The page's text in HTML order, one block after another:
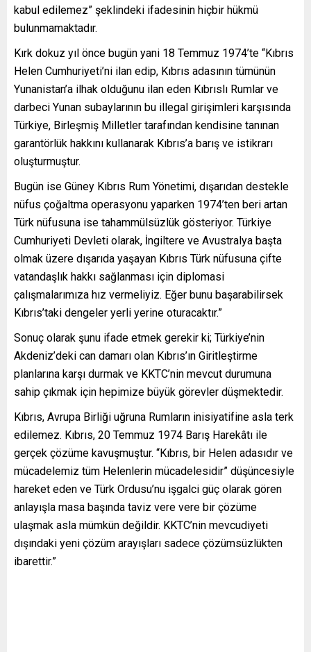
kabul edilemez” şeklindeki ifadesinin hiçbir hükmü
bulunmamaktadır.
Kırk dokuz yıl önce bugün yani 18 Temmuz 1974’te “Kıbrıs
Helen Cumhuriyeti’ni ilan edip, Kıbrıs adasının tümünün
Yunanistan’a ilhak olduğunu ilan eden Kıbrıslı Rumlar ve
darbeci Yunan subaylarının bu illegal girişimleri karşısında
Türkiye, Birleşmiş Milletler tarafından kendisine tanınan
garantörlük hakkını kullanarak Kıbrıs’a barış ve istikrarı
oluşturmuştur.
Bugün ise Güney Kıbrıs Rum Yönetimi, dışarıdan destekle
nüfus çoğaltma operasyonu yaparken 1974’ten beri artan
Türk nüfusuna ise tahammülsüzlük gösteriyor. Türkiye
Cumhuriyeti Devleti olarak, İngiltere ve Avustralya başta
olmak üzere dışarıda yaşayan Kıbrıs Türk nüfusuna çifte
vatandaşlık hakkı sağlanması için diplomasi
çalışmalarımıza hız vermeliyiz. Eğer bunu başarabilirsek
Kıbrıs’taki dengeler yerli yerine oturacaktır.”
Sonuç olarak şunu ifade etmek gerekir ki; Türkiye’nin
Akdeniz’deki can damarı olan Kıbrıs’ın Giritleştirme
planlarına karşı durmak ve KKTC’nin mevcut durumuna
sahip çıkmak için hepimize büyük görevler düşmektedir.
Kıbrıs, Avrupa Birliği uğruna Rumların inisiyatifine asla terk
edilemez. Kıbrıs, 20 Temmuz 1974 Barış Harekâtı ile
gerçek çözüme kavuşmuştur. “Kıbrıs, bir Helen adasıdır ve
mücadelemiz tüm Helenlerin mücadelesidir” düşüncesiyle
hareket eden ve Türk Ordusu’nu işgalci güç olarak gören
anlayışla masa başında taviz vere vere bir çözüme
ulaşmak asla mümkün değildir. KKTC’nin mevcudiyeti
dışındaki yeni çözüm arayışları sadece çözümsüzlükten
ibarettir.”